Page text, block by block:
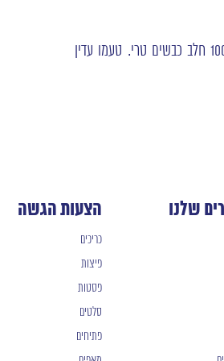
– יוגורט בלקני מעודן המופק בתהליך ייצור מסורתי מ-100% חלב כבשים טרי. טעמו עדין
שלנו הצעות הגשה
כריכים
פיצות
פסטות
סלטים
פתיחים